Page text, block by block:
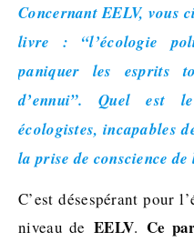
Concernant EELV, vous
livre : “l’écologie
paniquer les esprits
d’ennui”. Quel est
écologistes, incapables
la prise de conscience
C’est désespérant pour
niveau de EELV. Ce